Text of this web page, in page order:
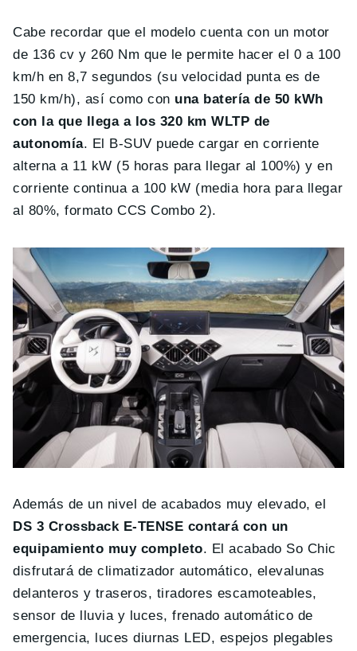
Cabe recordar que el modelo cuenta con un motor
de 136 cv y 260 Nm que le permite hacer el 0 a 100
km/h en 8,7 segundos (su velocidad punta es de
150 km/h), así como con una batería de 50 kWh
con la que llega a los 320 km WLTP de
autonomía. El B-SUV puede cargar en corriente
alterna a 11 kW (5 horas para llegar al 100%) y en
corriente continua a 100 kW (media hora para llegar
al 80%, formato CCS Combo 2).
Además de un nivel de acabados muy elevado, el
DS 3 Crossback E-TENSE contará con un
equipamiento muy completo. El acabado So Chic
disfrutará de climatizador automático, elevalunas
delanteros y traseros, tiradores escamoteables,
sensor de lluvia y luces, frenado automático de
emergencia, luces diurnas LED, espejos plegables